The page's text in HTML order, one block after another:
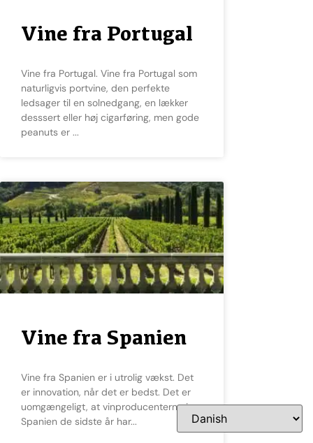
Vine fra Portugal
Vine fra Portugal. Vine fra Portugal som
naturligvis portvine, den perfekte
ledsager til en solnedgang, en lækker
desssert eller høj cigarføring, men gode
peanuts er
Vine fra Spanien
Vine fra Spanien er i utrolig vækst. Det
er innovation, når det er bedst. Det er
uomgængeligt, at vinproducenterne i
Spanien de sidste år har